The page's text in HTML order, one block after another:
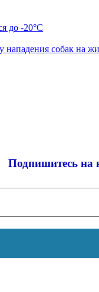
до -20°C
нападения собак на
Подпишитесь на